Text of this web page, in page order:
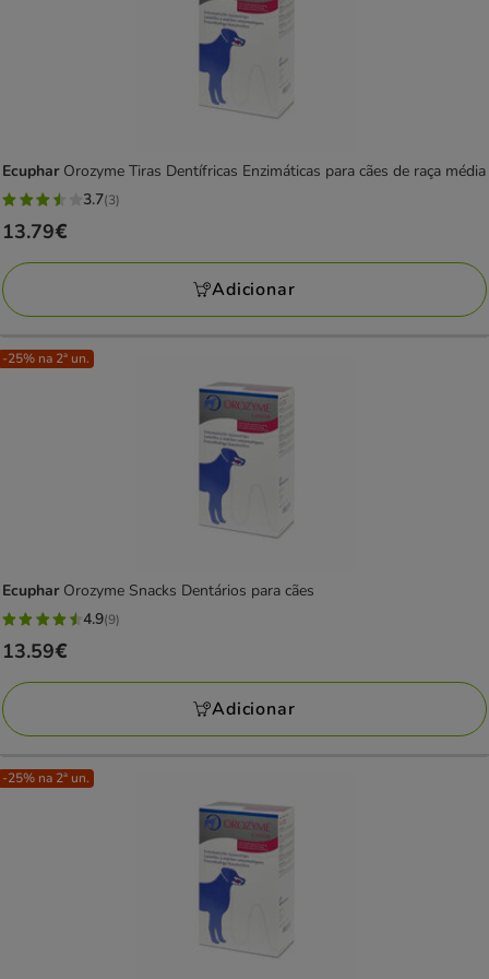
Ecuphar Orozyme Tiras Dentífricas Enzimáticas para cães de raça média
3.7
estrelas
com
3
avaliações
3.7(3)
Preço
13.79€
13.79€
Adicionar
-25% na 2ª un.
Ecuphar Orozyme Snacks Dentários para cães
4.9
estrelas
com
9
avaliações
4.9(9)
Preço
13.59€
13.59€
Adicionar
-25% na 2ª un.